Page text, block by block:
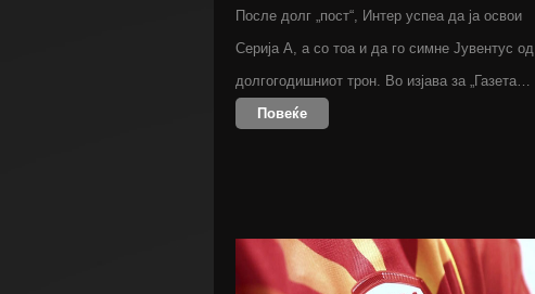
После долг „пост“, Интер успеа да ја освои
Серија А, а со тоа и да го симне Јувентус од
долгогодишниот трон. Во изјава за „Газета…
Повеќе